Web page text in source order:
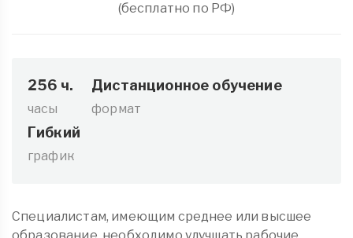
(бесплатно по РФ)
256 ч.
часы
Дистанционное обучение
формат
Гибкий
график
Специалистам, имеющим среднее или высшее